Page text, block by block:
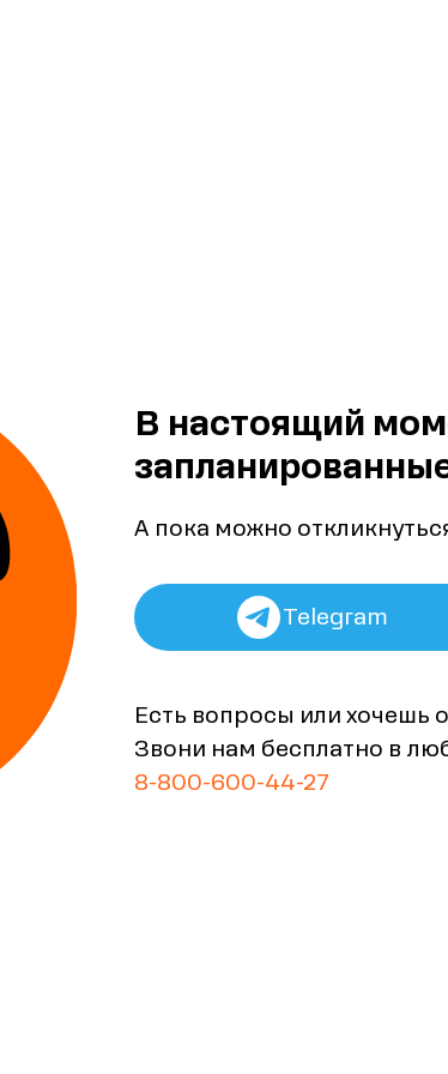
В настоящий
А пока можно
Telegram
Есть вопросы или хочешь
Звони нам бесплатно в
8-800-600-44-27